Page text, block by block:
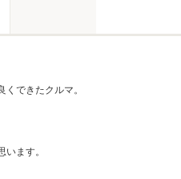
できたクルマ。
ます。